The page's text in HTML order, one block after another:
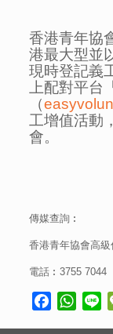
香港青年協
港最大型並
現時登記義
上配對平台
（
工增值活動
會。
傳媒查詢︰
香港青年協會高
電話︰3755 7044
Facebook